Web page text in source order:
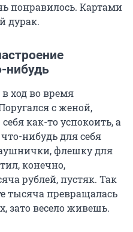
понравилось. Картами
дурак.
нибудь
ход во время
с женой,
как-то успокоить, а
нибудь для себя
флешку для
конечно,
рублей, пустяк. Так
тысяча превращалась
зато весело живешь.